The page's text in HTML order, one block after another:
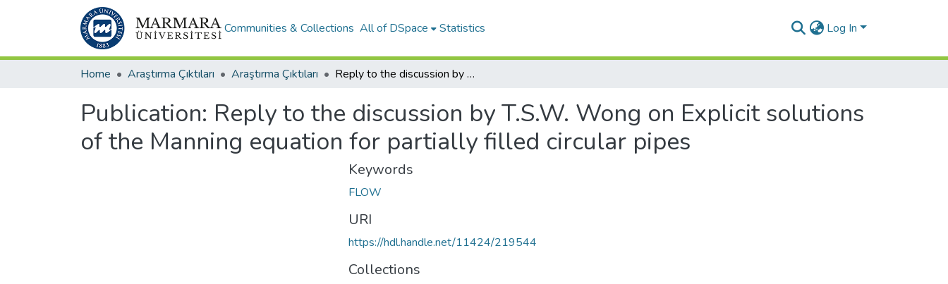
Communities & Collections All of DSpace Statistics Log In
Home Araştırma Çıktıları Araştırma Çıktıları Reply to the discussion by T.S.W. Wong on Explicit solutions of the Manning equation for partially filled circular pipes
Publication: Reply to the discussion by T.S.W. Wong on Explicit solutions
of the Manning equation for partially filled circular pipes
Keywords
FLOW
URI
https://hdl.handle.net/11424/219544
Collections